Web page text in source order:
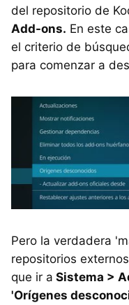
del repositorio de
Add-ons. En este
el criterio de
para comenzar a
Pero la verdadera
repositorios
que ir a Sistema >
'Orígenes